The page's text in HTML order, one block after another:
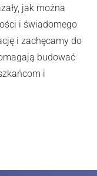
jak można
i świadomego
i zachęcamy do
budować
i